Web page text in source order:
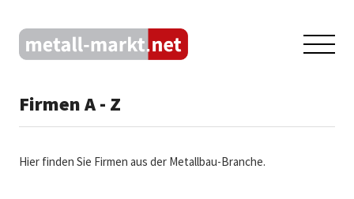
Firmen A - Z
Hier finden Sie Firmen aus der Metallbau-Branche.